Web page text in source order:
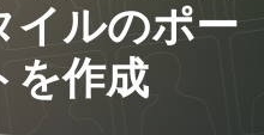
イルのポー
を作成